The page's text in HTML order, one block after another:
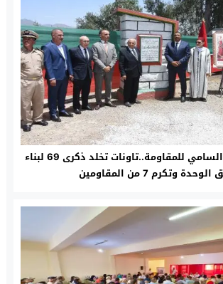
بحضور المندوب السامي للمقاومة..تاونات تخلد ذكرى 69 لبناء
وتكرم 7 من المقاومين